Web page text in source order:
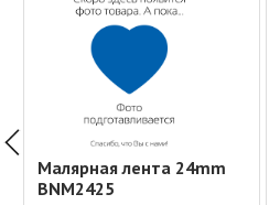
Малярная лента 24mm
BNM2425